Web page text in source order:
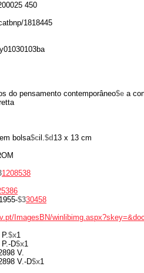
450
1818445
do pensamento contemporâneo$e a
bolsa$cil.$d 13 x 13 cm
1208538
$330458
ImagesBN/
$x1
D$x1
V.
V.-D$x1